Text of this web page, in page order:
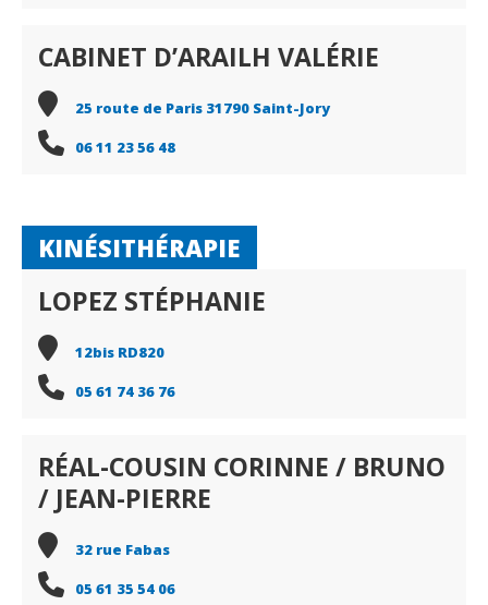
CABINET D’ARAILH VALÉRIE
25 route de Paris 31790 Saint-Jory
06 11 23 56 48
KINÉSITHÉRAPIE
LOPEZ STÉPHANIE
12bis RD820
05 61 74 36 76
RÉAL-COUSIN CORINNE / BRUNO
/ JEAN-PIERRE
32 rue Fabas
05 61 35 54 06